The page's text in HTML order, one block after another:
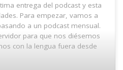
entrega del podcast y esta
Para empezar, vamos a
a un podcast mensual.
para que nos diésemos
con la lengua fuera desde